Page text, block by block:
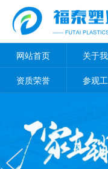
网站首页 关于
资质荣誉 参观